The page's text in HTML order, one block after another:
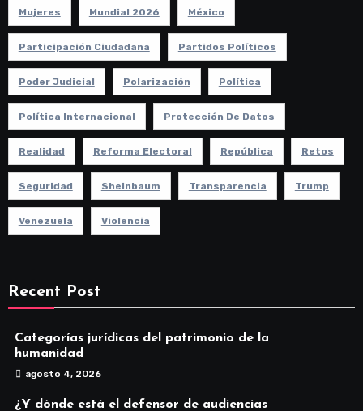
Mujeres Mundial 2026 México
Participación Ciudadana Partidos Políticos
Poder Judicial Polarización Política
Política Internacional Protección De Datos
Realidad Reforma Electoral República Retos
Seguridad Sheinbaum Transparencia Trump
Venezuela Violencia
Recent Post
Categorías jurídicas del patrimonio de la
humanidad
agosto 4, 2026
¿Y dónde está el defensor de audiencias